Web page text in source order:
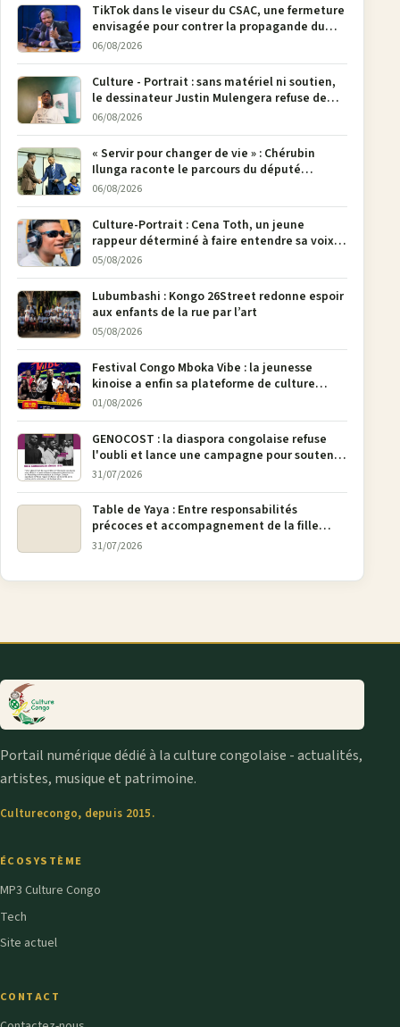
TikTok dans le viseur du CSAC, une fermeture
envisagée pour contrer la propagande du
M23
06/08/2026
Culture - Portrait : sans matériel ni soutien,
le dessinateur Justin Mulengera refuse de
poser son crayon
06/08/2026
« Servir pour changer de vie » : Chérubin
Ilunga raconte le parcours du député
national Jethro Muyombi Tshimbu en 137
06/08/2026
Culture-Portrait : Cena Toth, un jeune
rappeur déterminé à faire entendre sa voix à
Bunia
05/08/2026
Lubumbashi : Kongo 26Street redonne espoir
aux enfants de la rue par l’art
05/08/2026
Festival Congo Mboka Vibe : la jeunesse
kinoise a enfin sa plateforme de culture
urbaine
01/08/2026
GENOCOST : la diaspora congolaise refuse
l'oubli et lance une campagne pour soutenir
la pétition FONAREV depuis Bruxelles
31/07/2026
Table de Yaya : Entre responsabilités
précoces et accompagnement de la fille
aînée, la diaspora en débat
31/07/2026
Portail numérique dédié à la culture congolaise - actualités,
artistes, musique et patrimoine.
Culturecongo, depuis 2015.
ÉCOSYSTÈME
MP3 Culture Congo
Tech
Site actuel
CONTACT